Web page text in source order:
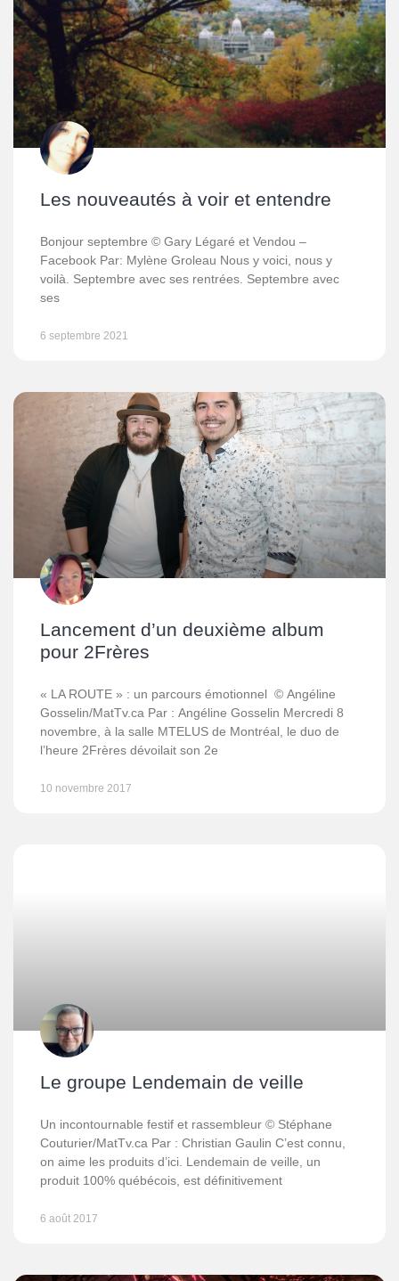
Les nouveautés à voir et entendre
Bonjour septembre © Gary Légaré et Vendou –
Facebook Par: Mylène Groleau Nous y voici, nous y
voilà. Septembre avec ses rentrées. Septembre avec
ses
6 septembre 2021
Lancement d’un deuxième album
pour 2Frères
« LA ROUTE » : un parcours émotionnel © Angéline
Gosselin/MatTv.ca Par : Angéline Gosselin Mercredi 8
novembre, à la salle MTELUS de Montréal, le duo de
l’heure 2Frères dévoilait son 2e
10 novembre 2017
Le groupe Lendemain de veille
Un incontournable festif et rassembleur © Stéphane
Couturier/MatTv.ca Par : Christian Gaulin C’est connu,
on aime les produits d’ici. Lendemain de veille, un
produit 100% québécois, est définitivement
6 août 2017